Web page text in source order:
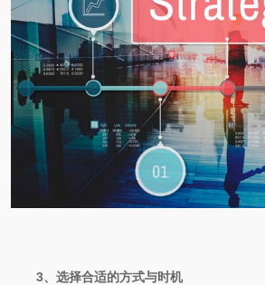
3、选择合适的方式与时机